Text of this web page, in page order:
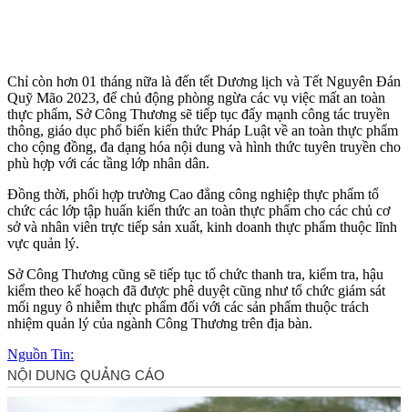
Chỉ còn hơn 01 tháng nữa là đến tết Dương lịch và Tết Nguyên Đán
Quỹ Mão 2023, để chủ động phòng ngừa các vụ việc mất an toàn
thực phẩm, Sở Công Thương sẽ tiếp tục đẩy mạnh công tác truyền
thông, giáo dục phổ biến kiến thức Pháp Luật về an toàn thực phẩm
cho cộng đồng, đa dạng hóa nội dung và hình thức tuyên truyền cho
phù hợp với các tầng lớp nhân dân.
Đồng thời, phối hợp trường Cao đẳng công nghiệp thực phẩm tổ
chức các lớp tập huấn kiến thức an toàn thực phẩm cho các chủ cơ
sở và nhân viên trực tiếp sản xuất, kinh doanh thực phẩm thuộc lĩnh
vực quản lý.
Sở Công Thương cũng sẽ tiếp tục tổ chức thanh tra, kiểm tra, hậu
kiểm theo kế hoạch đã được phê duyệt cũng như tổ chức giám sát
mối nguy ô nhiễm thực phẩm đối với các sản phẩm thuộc trách
nhiệm quản lý của ngành Công Thương trên địa bàn.
Nguồn Tin: